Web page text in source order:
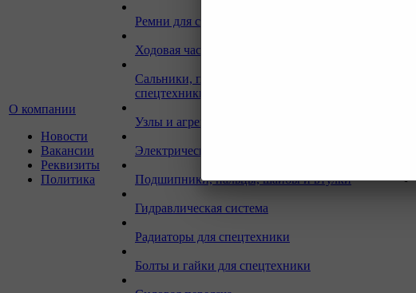
О компании
Новости
Вакансии
Реквизиты
Политика
Ремни для спецтехники
Ходовая часть для спецтехники
Сальники, прокладки, кольца для
спецтехники
Узлы и агрегаты для спецтехники
Электрическая система
Подшипники, пальцы, шайбы и втулки
Гидравлическая система
Радиаторы для спецтехники
Болты и гайки для спецтехники